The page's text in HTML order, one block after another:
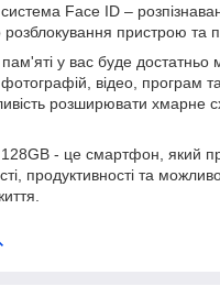
Face ID –
розблокування пристрою та
у вас буде достатньо
фотографій, відео, програм
розширювати хмарне
- це смартфон, який
продуктивності та